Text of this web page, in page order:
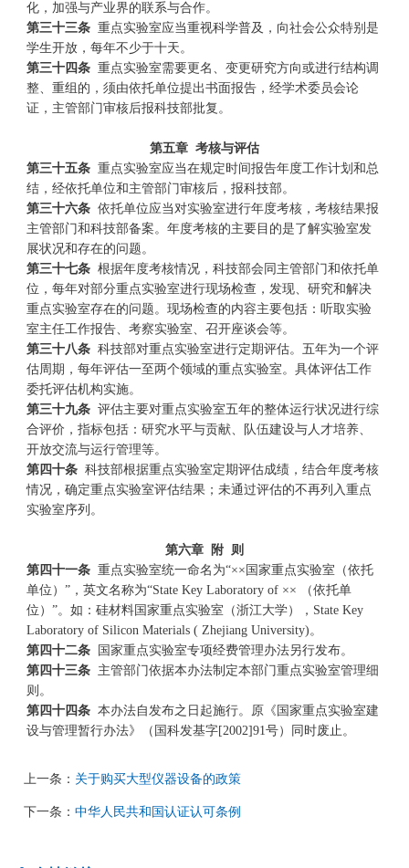
化，加强与产业界的联系与合作。
第三十三条重点实验室应当重视科学普及，向社会公众特别是
学生开放，每年不少于十天。
第三十四条重点实验室需要更名、变更研究方向或进行结构调
整、重组的，须由依托单位提出书面报告，经学术委员会论
证，主管部门审核后报科技部批复。
第五章 考核与评估
第三十五条重点实验室应当在规定时间报告年度工作计划和总
结，经依托单位和主管部门审核后，报科技部。
第三十六条依托单位应当对实验室进行年度考核，考核结果报
主管部门和科技部备案。年度考核的主要目的是了解实验室发
展状况和存在的问题。
第三十七条根据年度考核情况，科技部会同主管部门和依托单
位，每年对部分重点实验室进行现场检查，发现、研究和解决
重点实验室存在的问题。现场检查的内容主要包括：听取实验
室主任工作报告、考察实验室、召开座谈会等。
第三十八条科技部对重点实验室进行定期评估。五年为一个评
估周期，每年评估一至两个领域的重点实验室。具体评估工作
委托评估机构实施。
第三十九条评估主要对重点实验室五年的整体运行状况进行综
合评价，指标包括：研究水平与贡献、队伍建设与人才培养、
开放交流与运行管理等。
第四十条科技部根据重点实验室定期评估成绩，结合年度考核
情况，确定重点实验室评估结果；未通过评估的不再列入重点
实验室序列。
第六章 附
则
第四十一条重点实验室统一命名为“××国家重点实验室（依托
单位）”，英文名称为“State Key Laboratory of ×× （依托单
位）”。如：硅材料国家重点实验室（浙江大学），State Key
Laboratory of Silicon Materials ( Zhejiang University)。
第四十二条国家重点实验室专项经费管理办法另行发布。
第四十三条主管部门依据本办法制定本部门重点实验室管理细
则。
第四十四条本办法自发布之日起施行。原《国家重点实验室建
设与管理暂行办法》（国科发基字[2002]91号）同时废止。
上一条： 关于购买大型仪器设备的政策
下一条：中华人民共和国认证认可条例